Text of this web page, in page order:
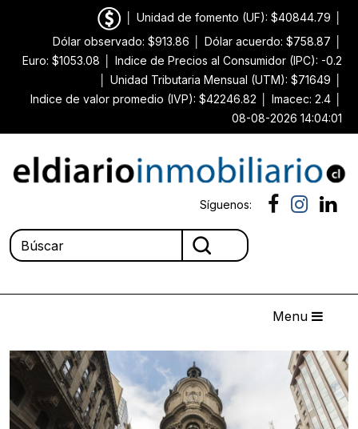
Unidad de fomento (UF): $40844.79
Dólar observado: $913.86
Dólar acuerdo: $758.87
Euro: $1053.08
Indice de Precios al Consumidor (IPC): -0.2
Unidad Tributaria Mensual (UTM): $71649
Indice de valor promedio (IVP): $42246.82
Imacec: 2.4
08-08-2026 14:04:01
Síguenos:
Menu